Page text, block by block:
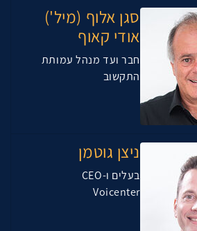
סגן אלוף (מיל')
אודי קאוף
חבר ועד מנהל עמותת
התקשוב
ניצן גוטמן
בעלים ו-CEO
Voicenter